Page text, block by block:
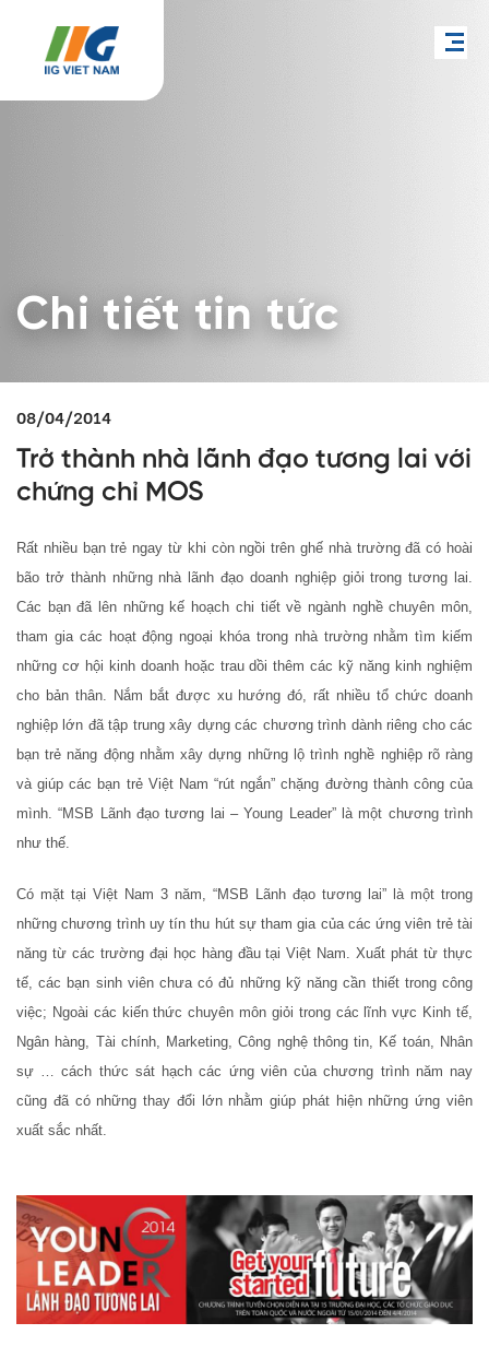
Chi tiết tin tức
08/04/2014
Trở thành nhà lãnh đạo tương lai với
chứng chỉ MOS
Rất nhiều bạn trẻ ngay từ khi còn ngồi trên ghế nhà trường đã có hoài
bão trở thành những nhà lãnh đạo doanh nghiệp giỏi trong tương lai.
Các bạn đã lên những kế hoạch chi tiết về ngành nghề chuyên môn,
tham gia các hoạt động ngoại khóa trong nhà trường nhằm tìm kiếm
những cơ hội kinh doanh hoặc trau dồi thêm các kỹ năng kinh nghiệm
cho bản thân. Nắm bắt được xu hướng đó, rất nhiều tổ chức doanh
nghiệp lớn đã tập trung xây dựng các chương trình dành riêng cho các
bạn trẻ năng động nhằm xây dựng những lộ trình nghề nghiệp rõ ràng
và giúp các bạn trẻ Việt Nam “rút ngắn” chặng đường thành công của
mình. “MSB Lãnh đạo tương lai – Young Leader” là một chương trình
như thế.
Có mặt tại Việt Nam 3 năm, “MSB Lãnh đạo tương lai” là một trong
những chương trình uy tín thu hút sự tham gia của các ứng viên trẻ tài
năng từ các trường đại học hàng đầu tại Việt Nam. Xuất phát từ thực
tế, các bạn sinh viên chưa có đủ những kỹ năng cần thiết trong công
việc; Ngoài các kiến thức chuyên môn giỏi trong các lĩnh vực Kinh tế,
Ngân hàng, Tài chính, Marketing, Công nghệ thông tin, Kế toán, Nhân
sự … cách thức sát hạch các ứng viên của chương trình năm nay
cũng đã có những thay đổi lớn nhằm giúp phát hiện những ứng viên
xuất sắc nhất.